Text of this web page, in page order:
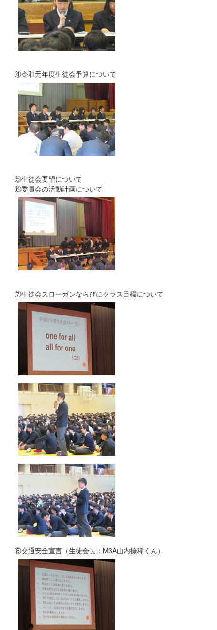
④令和元年度生徒会予算について
⑤生徒会要望について
⑥委員会の活動計画について
⑦生徒会スローガンならびにクラス目標について
⑧交通安全宣言（生徒会長：M3A山内捺稀くん）